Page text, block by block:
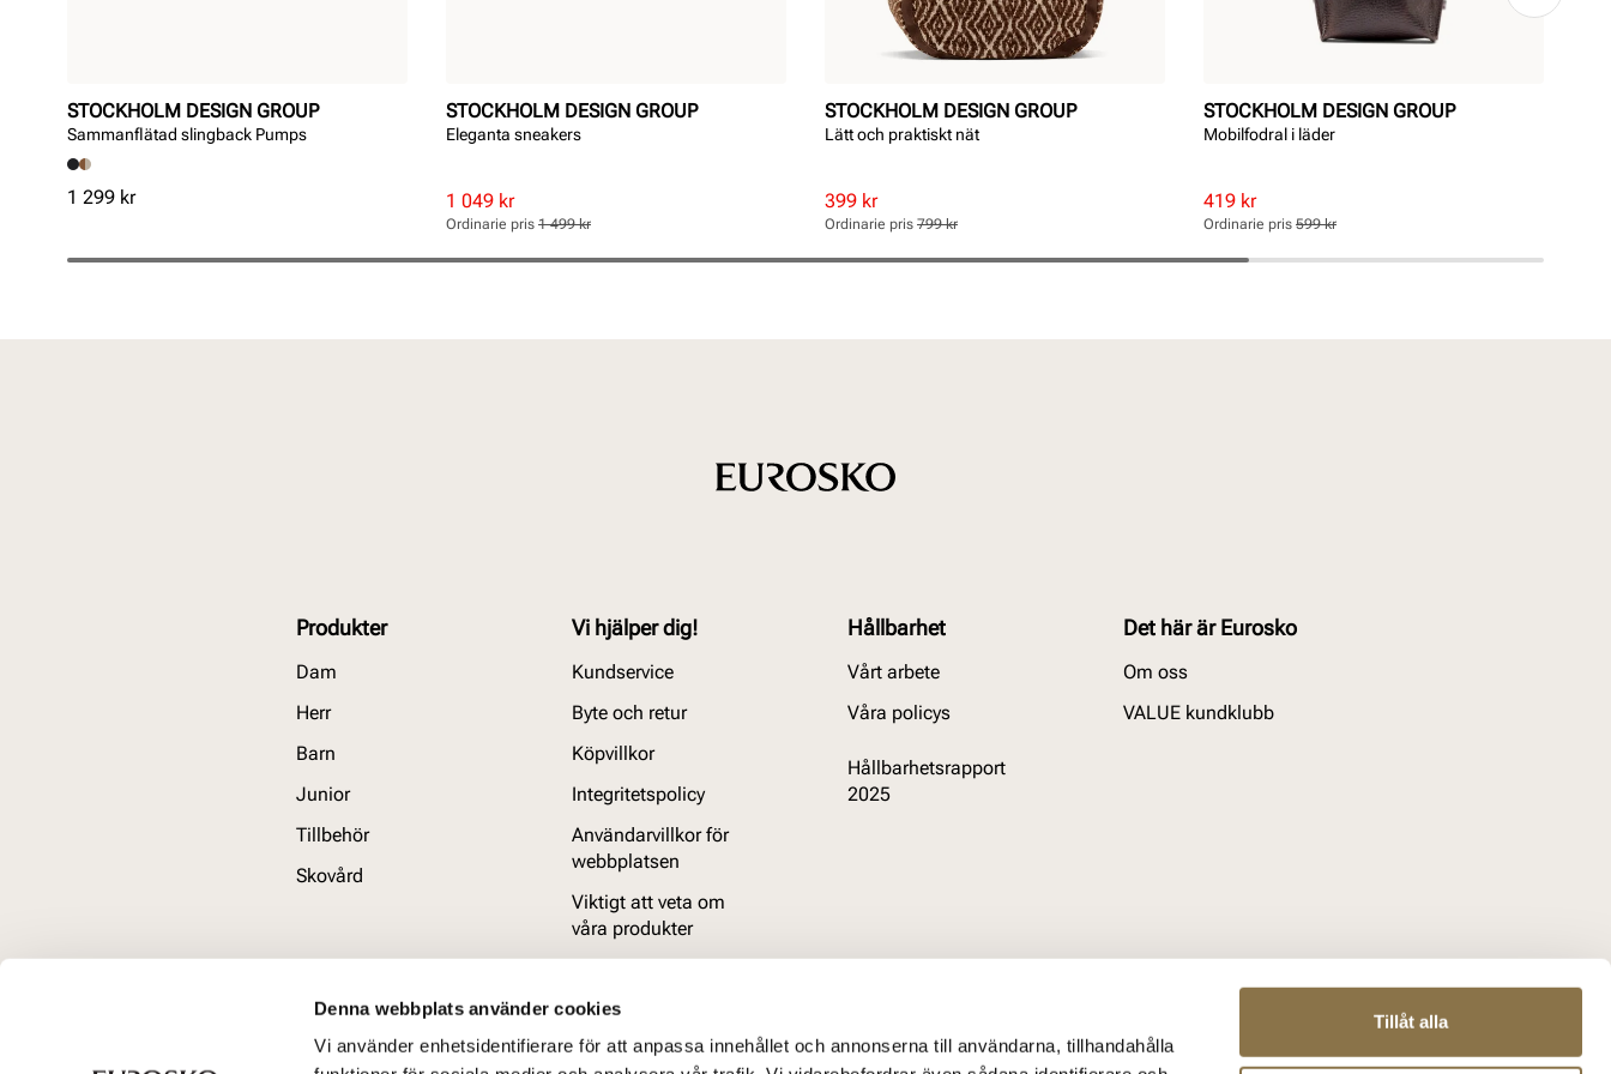
Denna webbplats använder cookies
Vi använder enhetsidentifierare för att anpassa innehållet och annonserna till användarna, tillhandahålla
Tillåt alla
STOCKHOLM DESIGN GROUP
Sammanflätad slingback Pumps
Pris
1 299 kr
STOCKHOLM DESIGN GROUP
Eleganta sneakers
Rabatterat
pris
Pris
1 049 kr
Ordinarie
pris
Pris
Ordinarie pris 1 499 kr
STOCKHOLM DESIGN GROUP
Lätt och praktiskt nät
Rabatterat
pris
Pris
399 kr
Ordinarie
pris
Pris
Ordinarie pris 799 kr
STOCKHOLM DESIGN GROUP
Mobilfodral i läder
Rabatterat
pris
Pris
419 kr
Ordinarie
pris
Pris
Ordinarie pris 599 kr
Produkter
Dam
Herr
Barn
Junior
Tillbehör
Skovård
Vi hjälper dig!
Kundservice
Byte och retur
Köpvillkor
Integritetspolicy
Användarvillkor för
webbplatsen
Viktigt att veta om
våra produkter
Hållbarhet
Vårt arbete
Våra policys
Hållbarhetsrapport
2025
Det här är Eurosko
Om oss
VALUE kundklubb